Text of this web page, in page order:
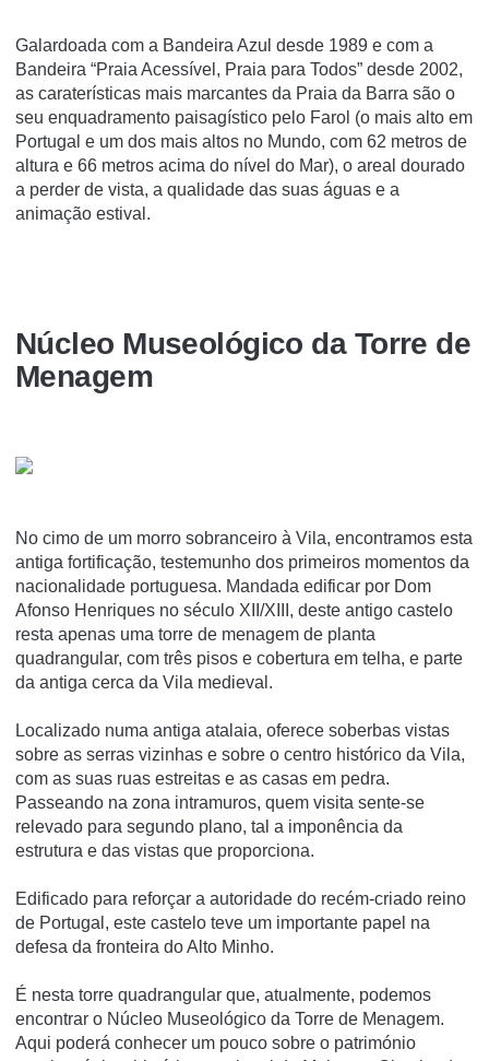
Galardoada com a Bandeira Azul desde 1989 e com a
Bandeira “Praia Acessível, Praia para Todos” desde 2002,
as caraterísticas mais marcantes da Praia da Barra são o
seu enquadramento paisagístico pelo Farol (o mais alto em
Portugal e um dos mais altos no Mundo, com 62 metros de
altura e 66 metros acima do nível do Mar), o areal dourado
a perder de vista, a qualidade das suas águas e a
animação estival.
Núcleo Museológico da Torre de
Menagem
No cimo de um morro sobranceiro à Vila, encontramos esta
antiga fortificação, testemunho dos primeiros momentos da
nacionalidade portuguesa. Mandada edificar por Dom
Afonso Henriques no século XII/XIII, deste antigo castelo
resta apenas uma torre de menagem de planta
quadrangular, com três pisos e cobertura em telha, e parte
da antiga cerca da Vila medieval.
Localizado numa antiga atalaia, oferece soberbas vistas
sobre as serras vizinhas e sobre o centro histórico da Vila,
com as suas ruas estreitas e as casas em pedra.
Passeando na zona intramuros, quem visita sente-se
relevado para segundo plano, tal a imponência da
estrutura e das vistas que proporciona.
Edificado para reforçar a autoridade do recém-criado reino
de Portugal, este castelo teve um importante papel na
defesa da fronteira do Alto Minho.
É nesta torre quadrangular que, atualmente, podemos
encontrar o Núcleo Museológico da Torre de Menagem.
Aqui poderá conhecer um pouco sobre o património